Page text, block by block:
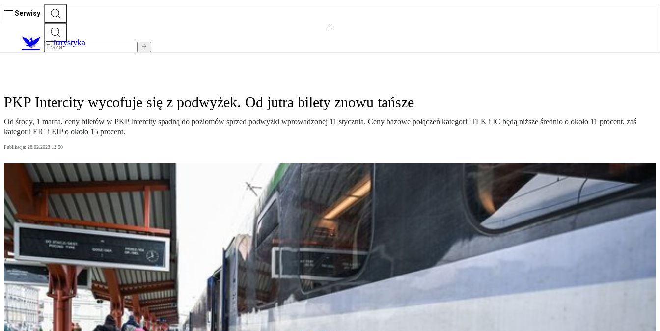
Serwisy
Turystyka
PKP Intercity wycofuje się z podwyżek. Od jutra bilety znowu tańsze
Od środy, 1 marca, ceny biletów w PKP Intercity spadną do poziomów sprzed podwyżki wprowadzonej 11 stycznia. Ceny bazowe połączeń kategorii TLK i IC będą niższe średnio o około 11 procent, zaś
kategorii EIC i EIP o około 15 procent.
Publikacja: 28.02.2023 12:50